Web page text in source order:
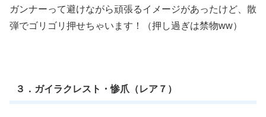
ガンナーって避けながら頑張るイメージがあったけど、散
弾でゴリゴリ押せちゃいます！（押し過ぎは禁物ww）
３．ガイラクレスト・惨爪（レア７）